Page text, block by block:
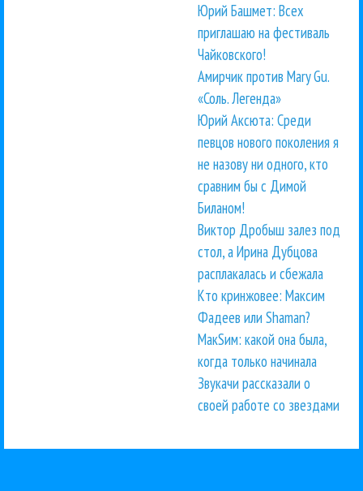
Юрий Башмет: Всех
приглашаю на фестиваль
Чайковского!
Амирчик против Mary Gu.
«Соль. Легенда»
Юрий Аксюта: Среди
певцов нового поколения я
не назову ни одного, кто
сравним бы с Димой
Биланом!
Виктор Дробыш залез под
стол, а Ирина Дубцова
расплакалась и сбежала
Кто кринжовее: Максим
Фадеев или Shaman?
МакSим: какой она была,
когда только начинала
Звукачи рассказали о
своей работе со звездами